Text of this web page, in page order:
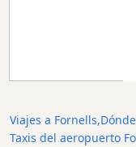
Alquiler
bicicletas
Alquiler
Viajes a
Taxis del aeropuerto